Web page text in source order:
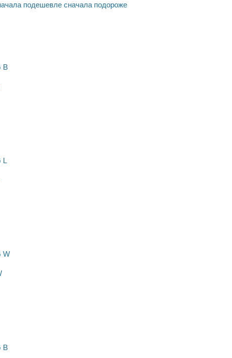
подешевле сначала подороже